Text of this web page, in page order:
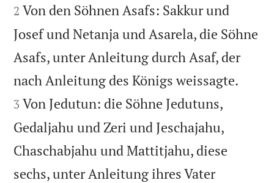
2 Von den Söhnen Asafs: Sakkur und
Josef und Netanja und Asarela, die Söhne
Asafs, unter Anleitung durch Asaf, der
nach Anleitung des Königs weissagte.
3 Von Jedutun: die Söhne Jedutuns,
Gedaljahu und Zeri und Jeschajahu,
Chaschabjahu und Mattitjahu, diese
sechs, unter Anleitung ihres Vater